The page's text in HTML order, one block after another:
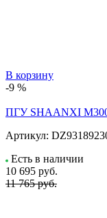
В корзину
-9 %
ПГУ SHAANXI
Артикул:
Есть в наличии
10 695 руб.
11 765 руб.